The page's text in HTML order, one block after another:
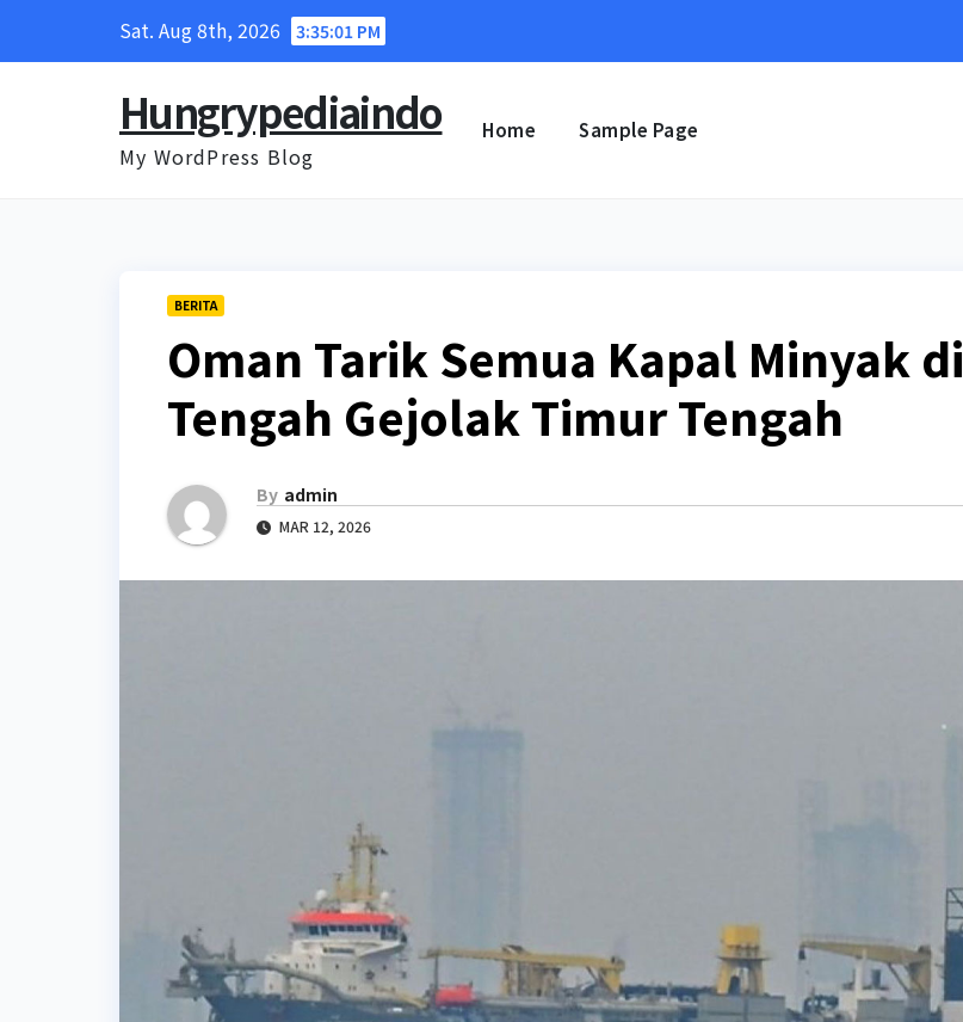
Sat. Aug 8th, 2026 3:35:02 PM
Hungrypediaindo
My WordPress Blog
Home Sample Page
BERITA
Oman Tarik Semua Kapal Minyak di
Tengah Gejolak Timur Tengah
By admin
MAR 12, 2026